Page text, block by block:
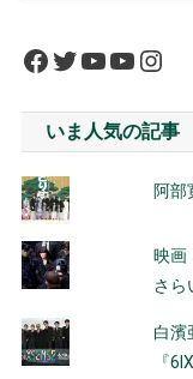
Facebook
Twitter
YouTube
いま人気の記事
阿部
映画
さら
白濱
『